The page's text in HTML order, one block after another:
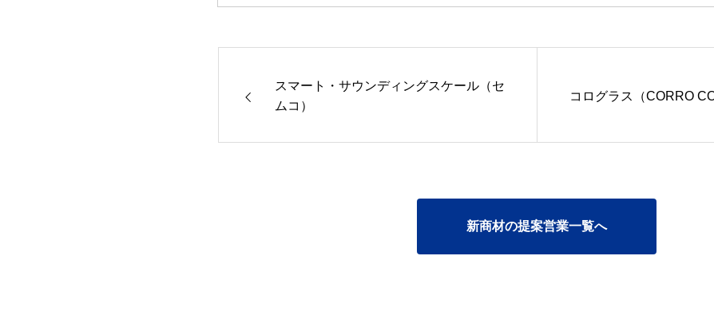
スマート・サウンディングスケール（セ
ムコ）
コログラス（CORRO
新商材の提案営業一覧へ